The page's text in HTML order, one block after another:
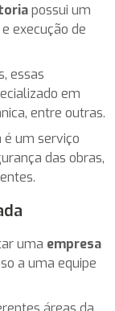
possui um
execução de
essas
em
entre outras.
um serviço
das obras,
uma empresa
a uma equipe